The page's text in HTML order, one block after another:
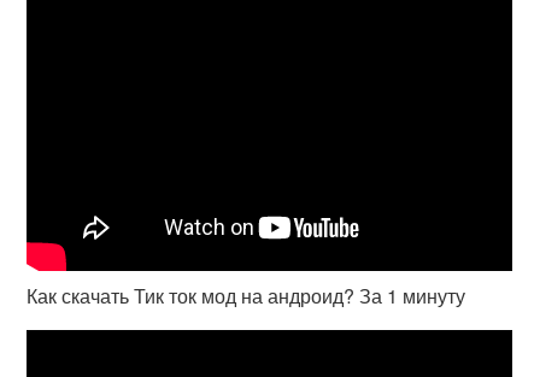
Как скачать Тик ток мод на андроид? За 1 минуту